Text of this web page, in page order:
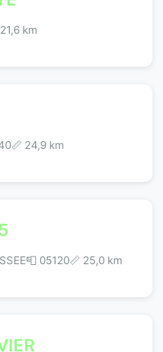
km
📏 24,9 km
📮 05120📏 25,0 km